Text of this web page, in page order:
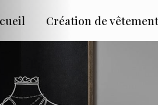
Création de